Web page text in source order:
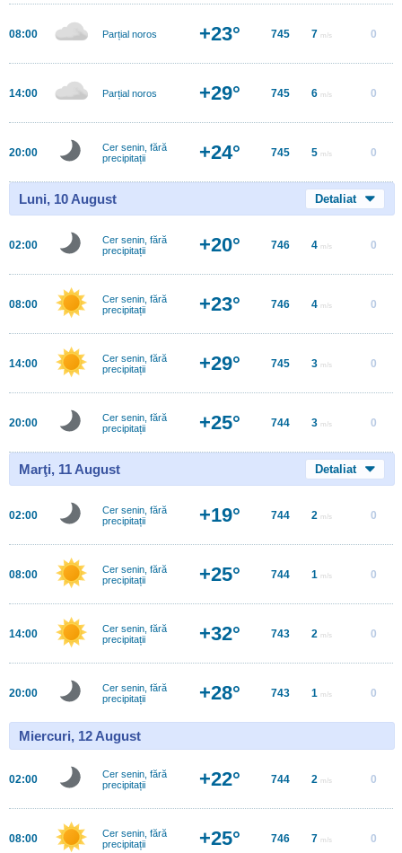
08:00 Parțial noros +23° 745 7 m/s 0
14:00 Parțial noros +29° 745 6 m/s 0
20:00
Cer senin, fără
precipitații
+24° 745 5 m/s 0
Luni, 10 August Detaliat
02:00
Cer senin, fără
precipitații
+20° 746 4 m/s 0
08:00
Cer senin, fără
precipitații
+23° 746 4 m/s 0
14:00
Cer senin, fără
precipitații
+29° 745 3 m/s 0
20:00
Cer senin, fără
precipitații
+25° 744 3 m/s 0
Marţi, 11 August Detaliat
02:00
Cer senin, fără
precipitații
+19° 744 2 m/s 0
08:00
Cer senin, fără
precipitații
+25° 744 1 m/s 0
14:00
Cer senin, fără
precipitații
+32° 743 2 m/s 0
20:00
Cer senin, fără
precipitații
+28° 743 1 m/s 0
Miercuri, 12 August
02:00
Cer senin, fără
precipitații
+22° 744 2 m/s 0
08:00
Cer senin, fără
precipitații
+25° 746 7 m/s 0